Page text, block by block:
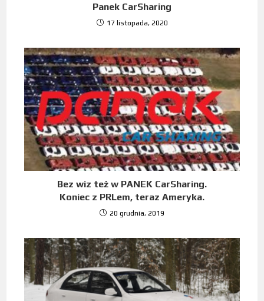
Panek CarSharing
17 listopada, 2020
Bez wiz też w PANEK CarSharing.
Koniec z PRLem, teraz Ameryka.
20 grudnia, 2019